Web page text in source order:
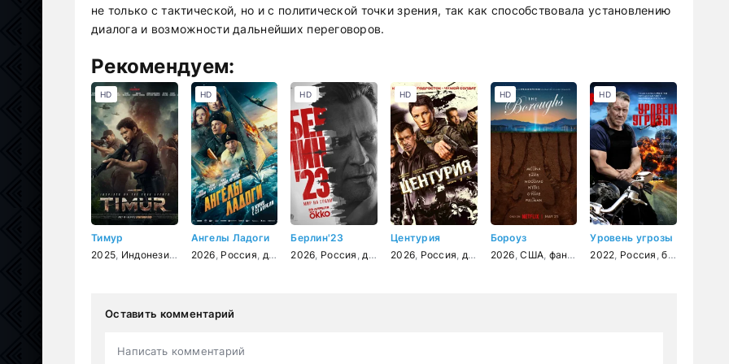
не только с тактической, но и с политической точки зрения, так как способствовала установлению
диалога и возможности дальнейших переговоров.
Рекомендуем:
Тимур
2025 Индонезия , боевик
HD
Ангелы Ладоги
2026 Россия драма ,история,военный
HD
Берлин'23
2026 Россия детектив
HD
Центурия
2026 Россия детектив
HD
Бороуз
2026 ,США фантастика ,фэнтези, драма
HD
Уровень угрозы
2022 Россия ,боевик
HD
Оставить комментарий
Написать комментарий